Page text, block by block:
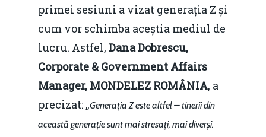
primei sesiuni a vizat generația Z și
cum vor schimba aceștia mediul de
lucru. Astfel, Dana Dobrescu,
Corporate & Government Affairs
Manager, MONDELEZ ROMÂNIA, a
precizat: „Generația Z este altfel – tinerii din
această generație sunt mai stresați, mai diverși.